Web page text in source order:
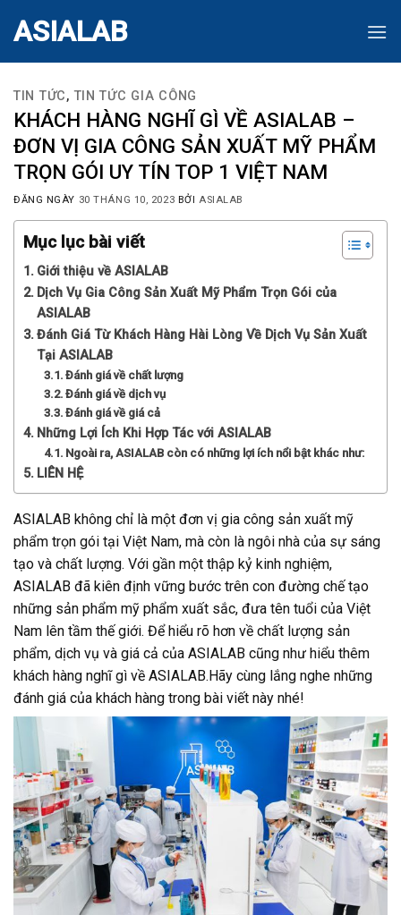
ASIALAB
TIN TỨC,TIN TỨC GIA CÔNG
KHÁCH HÀNG NGHĨ GÌ VỀ ASIALAB –
ĐƠN VỊ GIA CÔNG SẢN XUẤT MỸ PHẨM
TRỌN GÓI UY TÍN TOP 1 VIỆT NAM
ĐĂNG NGÀY 30 THÁNG 10, 2023 BỞI ASIALAB
Mục lục bài viết
Giới thiệu về ASIALAB
Dịch Vụ Gia Công Sản Xuất Mỹ Phẩm Trọn Gói của
ASIALAB
Đánh Giá Từ Khách Hàng Hài Lòng Về Dịch Vụ Sản Xuất
Tại ASIALAB
Đánh giá về chất lượng
Đánh giá về dịch vụ
Đánh giá về giá cả
Những Lợi Ích Khi Hợp Tác với ASIALAB
Ngoài ra, ASIALAB còn có những lợi ích nổi bật khác như:
LIÊN HỆ
ASIALAB không chỉ là một đơn vị gia công sản xuất mỹ
phẩm trọn gói tại Việt Nam, mà còn là ngôi nhà của sự sáng
tạo và chất lượng. Với gần một thập kỷ kinh nghiệm,
ASIALAB đã kiên định vững bước trên con đường chế tạo
những sản phẩm mỹ phẩm xuất sắc, đưa tên tuổi của Việt
Nam lên tầm thế giới. Để hiểu rõ hơn về chất lượng sản
phẩm, dịch vụ và giá cả của ASIALAB cũng như hiểu thêm
khách hàng nghĩ gì về ASIALAB.Hãy cùng lắng nghe những
đánh giá của khách hàng trong bài viết này nhé!